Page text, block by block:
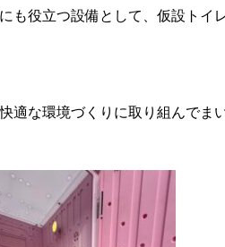
も役立つ設備として、仮設トイ
適な環境づくりに取り組んでま